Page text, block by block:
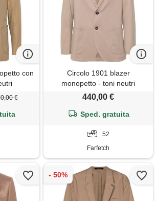
con
€
Circolo 1901 blazer
monopetto - toni neutri
440,00 €
Sped. gratuita
52
Farfetch